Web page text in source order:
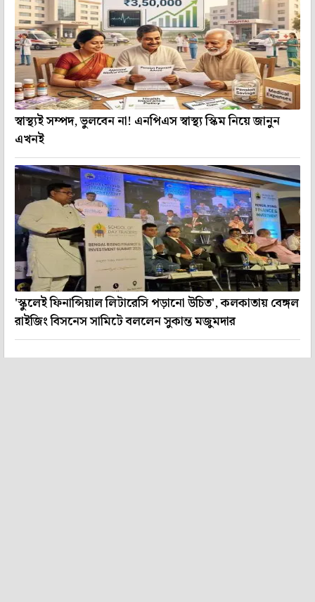
স্বাস্থ্যই সম্পদ, ভুলবেন না! এনপিএস স্বাস্থ্য স্কিম নিয়ে জানুন
এখনই
'স্কুলেই ফিনান্সিয়াল লিটারেসি পড়ানো উচিত', কলকাতায় বেঙ্গল
রাইজিং বিসনেস সামিটে বললেন সুকান্ত মজুমদার